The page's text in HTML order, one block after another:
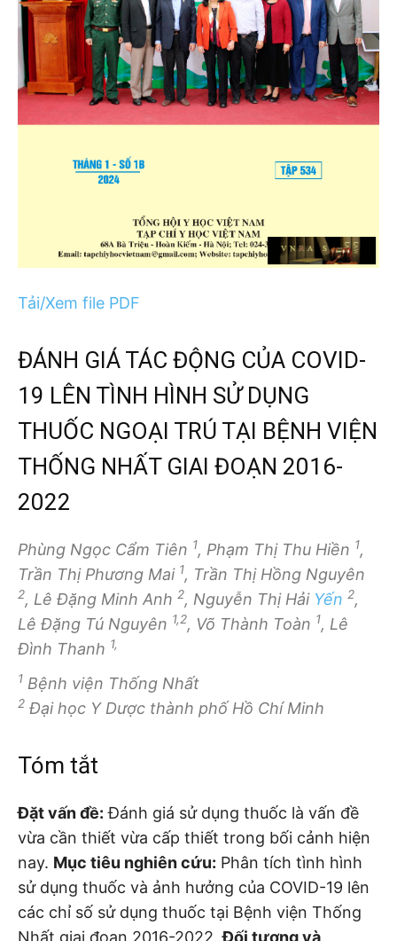
Tải/Xem file PDF
ĐÁNH GIÁ TÁC ĐỘNG CỦA COVID-
19 LÊN TÌNH HÌNH SỬ DỤNG
THUỐC NGOẠI TRÚ TẠI BỆNH VIỆN
THỐNG NHẤT GIAI ĐOẠN 2016-
2022
Phùng Ngọc Cẩm Tiên 1, Phạm Thị Thu Hiền 1,
Trần Thị Phương Mai 1, Trần Thị Hồng Nguyên
2, Lê Đặng Minh Anh 2, Nguyễn Thị Hải Yến 2,
Lê Đặng Tú Nguyên 1,2, Võ Thành Toàn 1, Lê
Đình Thanh 1,
1 Bệnh viện Thống Nhất
2 Đại học Y Dược thành phố Hồ Chí Minh
Tóm tắt
Đặt vấn đề: Đánh giá sử dụng thuốc là vấn đề
vừa cần thiết vừa cấp thiết trong bối cảnh hiện
nay. Mục tiêu nghiên cứu: Phân tích tình hình
sử dụng thuốc và ảnh hưởng của COVID-19 lên
các chỉ số sử dụng thuốc tại Bệnh viện Thống
Nhất giai đoạn 2016-2022.Đối tượng và